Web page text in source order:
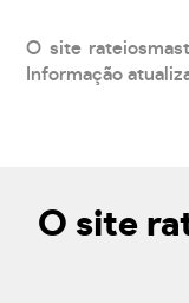
O site
Informação
O site